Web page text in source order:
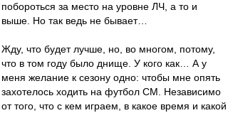
побороться за место на уровне ЛЧ, а то и
выше. Но так ведь не бывает…
Жду, что будет лучше, но, во многом, потому,
что в том году было днище. У кого как… А у
меня желание к сезону одно: чтобы мне опять
захотелось ходить на футбол СМ. Независимо
от того, что с кем играем, в какое время и какой